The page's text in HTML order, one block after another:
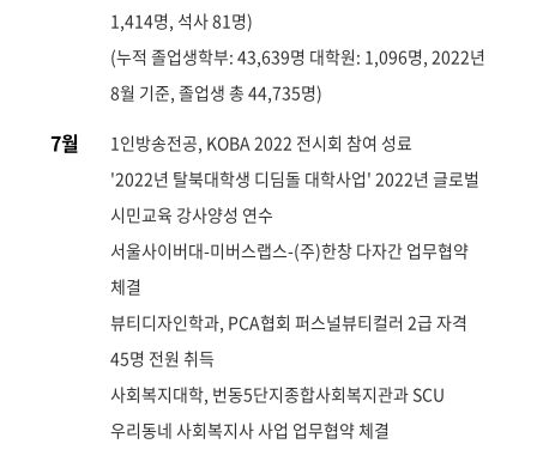
1,414명, 석사 81명)
(누적 졸업생학부: 43,639명 대학원: 1,096명, 2022년
8월 기준, 졸업생 총 44,735명)
7월
1인방송전공, KOBA 2022 전시회 참여 성료
'2022년 탈북대학생 디딤돌 대학사업' 2022년 글로벌
시민교육 강사양성 연수
서울사이버대-미버스랩스-(주)한창 다자간 업무협약
체결
뷰티디자인학과, PCA협회 퍼스널뷰티컬러 2급 자격
45명 전원 취득
사회복지대학, 번동5단지종합사회복지관과 SCU
우리동네 사회복지사 사업 업무협약 체결